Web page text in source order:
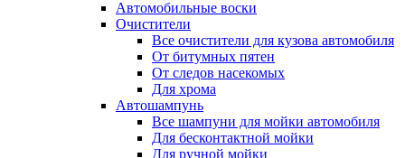
Автомобильные воски
Очистители
Все очистители для кузова автомобиля
От битумных пятен
От следов насекомых
Для хрома
Автошампунь
Все шампуни для мойки автомобиля
Для бесконтактной мойки
Для ручной мойки